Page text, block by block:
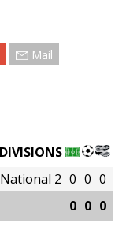
Mail
DIVISIONS
National 2 0 0 0
0 0 0